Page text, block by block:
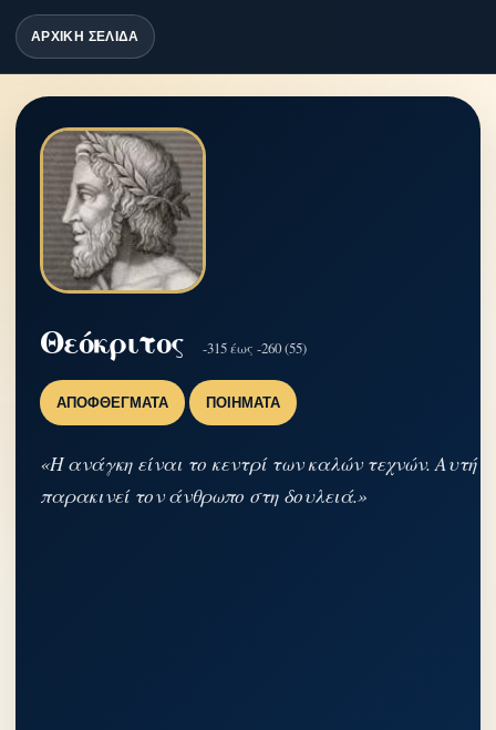
ΑΡΧΙΚΗ ΣΕΛΙΔΑ
Θεόκριτος -315 έως -260 (55)
ΑΠΟΦΘΈΓΜΑΤΑ ΠΟΙΉΜΑΤΑ
«Η ανάγκη είναι το κεντρί των καλών τεχνών. Αυτή
παρακινεί τον άνθρωπο στη δουλειά.»